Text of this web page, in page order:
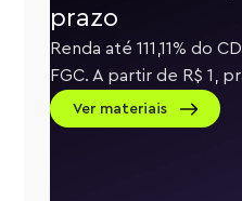
prazo
Renda até 111,11% do
FGC. A partir de R$ 1,
Ver materiais